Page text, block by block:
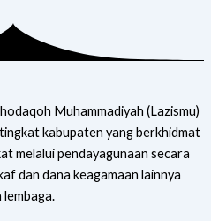
Muhammadiyah (Lazismu)
kabupaten yang berkhidmat
melalui pendayagunaan secara
dan dana keagamaan lainnya